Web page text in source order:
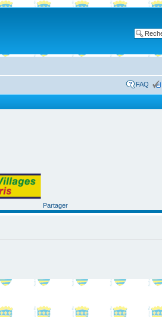
FAQ
Partager